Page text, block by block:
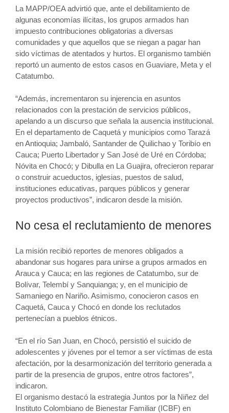
La MAPP/OEA advirtió que, ante el debilitamiento de
algunas economías ilícitas, los grupos armados han
impuesto contribuciones obligatorias a diversas
comunidades y que aquellos que se niegan a pagar han
sido víctimas de atentados y hurtos. El organismo también
reportó un aumento de estos casos en Guaviare, Meta y el
Catatumbo.
“Además, incrementaron su injerencia en asuntos
relacionados con la prestación de servicios públicos,
apelando a un discurso que señala la ausencia institucional.
En el departamento de Caquetá y municipios como Tarazá
en Antioquia; Jambaló, Santander de Quilichao y Toribío en
Cauca; Puerto Libertador y San José de Uré en Córdoba;
Nóvita en Chocó; y Dibulla en La Guajira, ofrecieron reparar
o construir acueductos, iglesias, puestos de salud,
instituciones educativas, parques públicos y generar
proyectos productivos”, indicaron desde la misión.
No cesa el reclutamiento de menores
La misión recibió reportes de menores obligados a
abandonar sus hogares para unirse a grupos armados en
Arauca y Cauca; en las regiones de Catatumbo, sur de
Bolívar, Telembí y Sanquianga; y, en el municipio de
Samaniego en Nariño. Asimismo, conocieron casos en
Caquetá, Cauca y Chocó en donde los reclutados
pertenecían a pueblos étnicos.
“En el río San Juan, en Chocó, persistió el suicido de
adolescentes y jóvenes por el temor a ser víctimas de esta
afectación, por la desarmonización del territorio generada a
partir de la presencia de grupos, entre otros factores”,
indicaron.
El organismo destacó la estrategia Juntos por la Niñez del
Instituto Colombiano de Bienestar Familiar (ICBF) en